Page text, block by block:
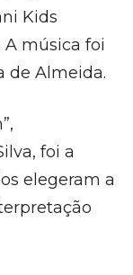
Kids
A música foi
de Almeida.
foi a
elegeram a